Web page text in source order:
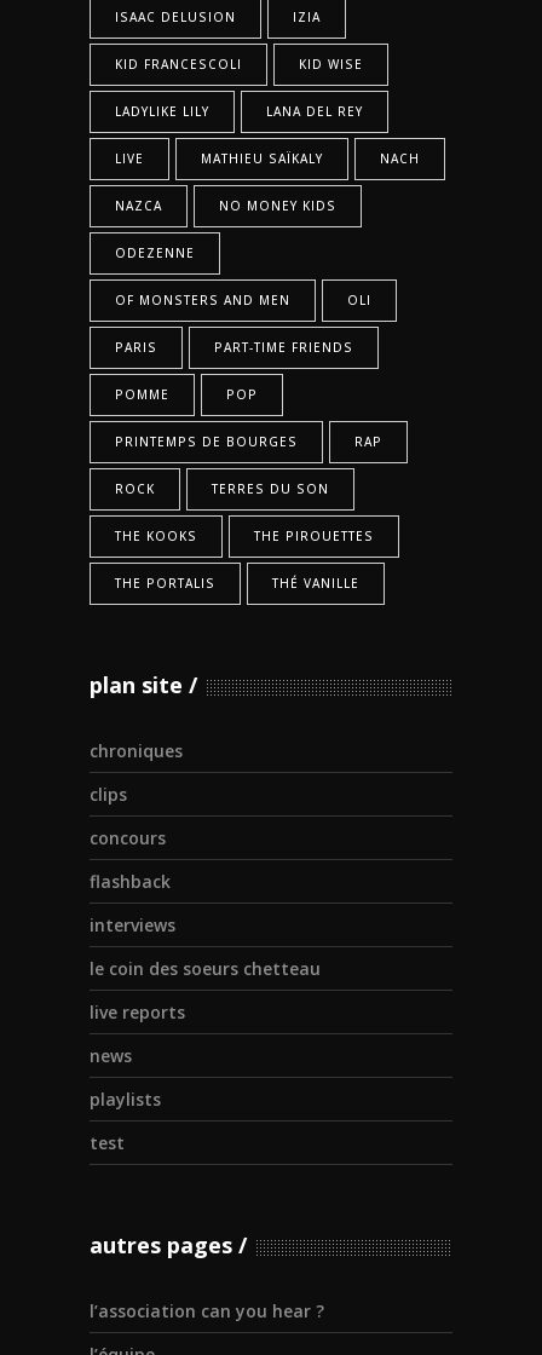
ISAAC DELUSION IZIA
KID FRANCESCOLI KID WISE
LADYLIKE LILY LANA DEL REY
LIVE MATHIEU SAÏKALY NACH
NAZCA NO MONEY KIDS
ODEZENNE
OF MONSTERS AND MEN OLI
PARIS PART-TIME FRIENDS
POMME POP
PRINTEMPS DE BOURGES RAP
ROCK TERRES DU SON
THE KOOKS THE PIROUETTES
THE PORTALIS THÉ VANILLE
plan site
chroniques
clips
concours
flashback
interviews
le coin des soeurs chetteau
live reports
news
playlists
test
autres pages
l’association can you hear ?